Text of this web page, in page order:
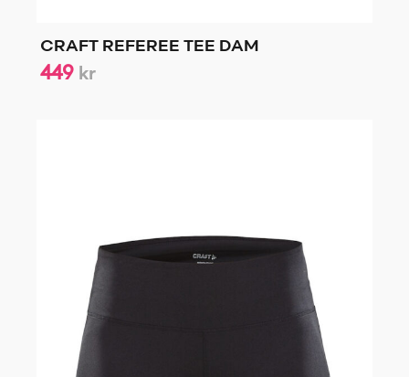
CRAFT REFEREE TEE DAM
449 kr